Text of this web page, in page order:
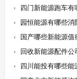
四门新能源跑车
园恒能源有哪些
国产哪些新能源
回收新能源配件
四川能投有哪些